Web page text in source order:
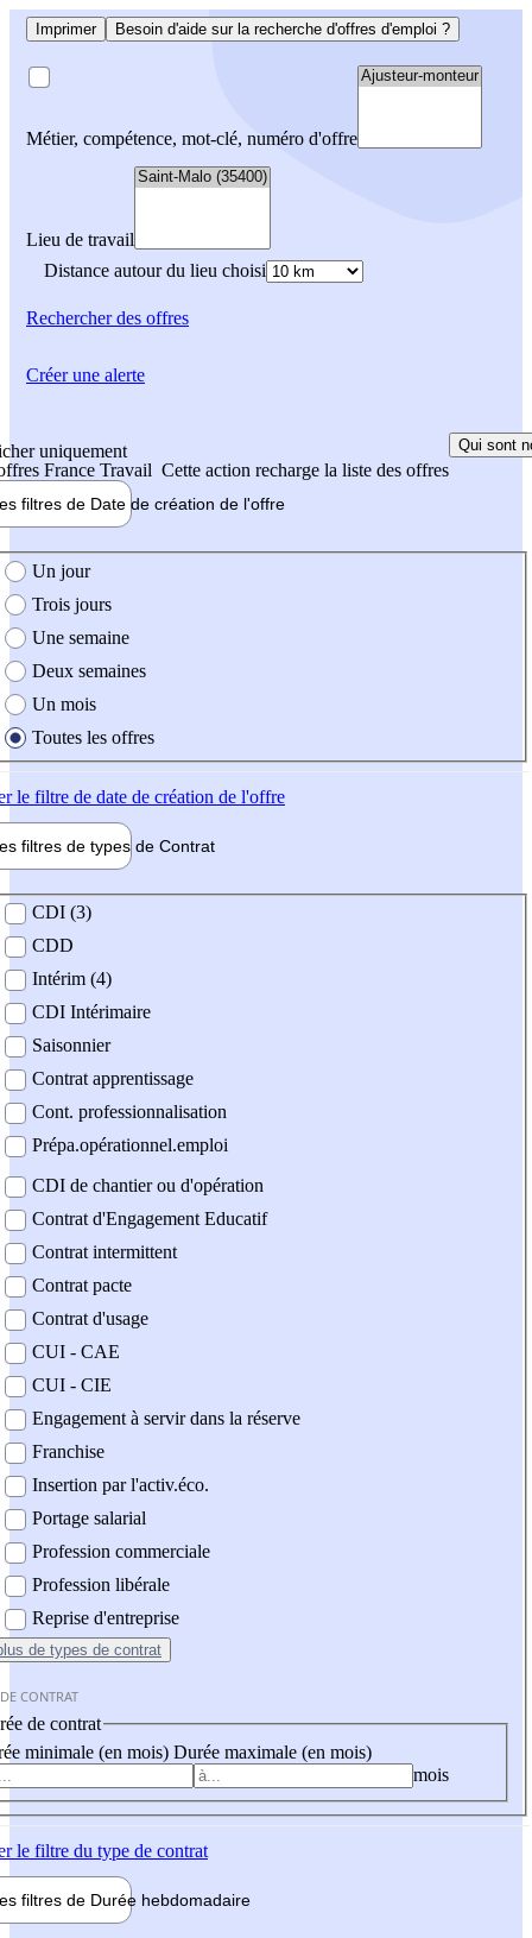
Imprimer Besoin d'aide sur la recherche d'offres d'emploi ?
Métier, compétence, mot-clé, numéro d'offre
Lieu de travail
Distance autour du lieu choisi
Rechercherdes offres
uniquement
France Travail Cette action recharge la liste des offres
Qui sont
filtres de Date de création de l'offre
création de l'offre
Un jour
Trois jours
Une semaine
Deux semaines
Un mois
Toutes les offres
le filtre de date de création de l'offre
filtres de types de Contrat
contrat
CDI (3)
CDD
Intérim (4)
CDI Intérimaire
Saisonnier
Contrat apprentissage
Cont. professionnalisation
Prépa.opérationnel.emploi
CDI de chantier ou d'opération
Contrat d'Engagement Educatif
Contrat intermittent
Contrat pacte
Contrat d'usage
CUI - CAE
CUI - CIE
Engagement à servir dans la réserve
Franchise
Insertion par l'activ.éco.
Portage salarial
Profession commerciale
Profession libérale
Reprise d'entreprise
de types de contrat
CONTRAT
de contrat
minimale (en mois) Durée maximale (en mois)
mois
le filtre du type de contrat
filtres de Durée hebdomadaire
Créer une alerte